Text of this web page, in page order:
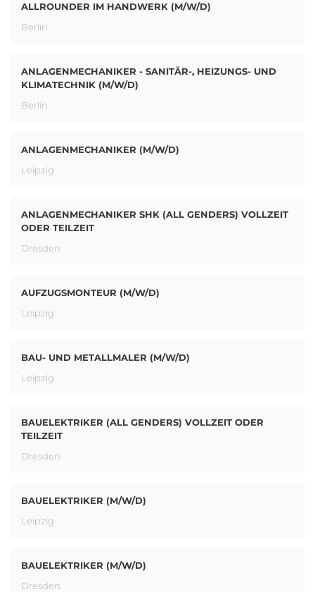
ALLROUNDER IM HANDWERK (M/W/D)
Berlin
ANLAGENMECHANIKER - SANITÄR-, HEIZUNGS- UND
KLIMATECHNIK (M/W/D)
Berlin
ANLAGENMECHANIKER (M/W/D)
Leipzig
ANLAGENMECHANIKER SHK (ALL GENDERS) VOLLZEIT
ODER TEILZEIT
Dresden
AUFZUGSMONTEUR (M/W/D)
Leipzig
BAU- UND METALLMALER (M/W/D)
Leipzig
BAUELEKTRIKER (ALL GENDERS) VOLLZEIT ODER
TEILZEIT
Dresden
BAUELEKTRIKER (M/W/D)
Leipzig
BAUELEKTRIKER (M/W/D)
Dresden